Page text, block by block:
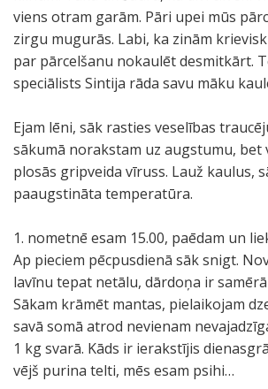
viens otram garām. Pāri upei mūs
zirgu mugurās. Labi, ka zinām
par pārcelšanu nokaulēt desmitkārt.
speciālists Sintija rāda savu māku
Ejam lēni, sāk rasties veselības
sākumā norakstam uz augstumu, bet
plosās gripveida vīruss. Lauž kaulus,
paaugstināta temperatūra.
1. nometnē esam 15.00, paēdam un
Ap pieciem pēcpusdienā sāk snigt.
lavīnu tepat netālu, dārdoņa ir
Sākam krāmēt mantas, pielaikojam
savā somā atrod nevienam
1 kg svarā. Kāds ir ierakstījis
vējš purina telti, mēs esam psihi…